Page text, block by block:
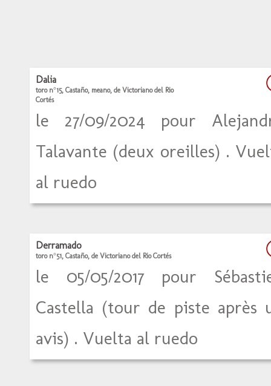
Dalia
toro n°15, Castaño, meano, de Victoriano del Rio
Cortés
le 27/09/2024 pour
Talavante (deux oreilles) .
al ruedo
Derramado
toro n°51, Castaño, de Victoriano del Rio Cortés
le 05/05/2017 pour
Castella (tour de piste après
avis) . Vuelta al ruedo